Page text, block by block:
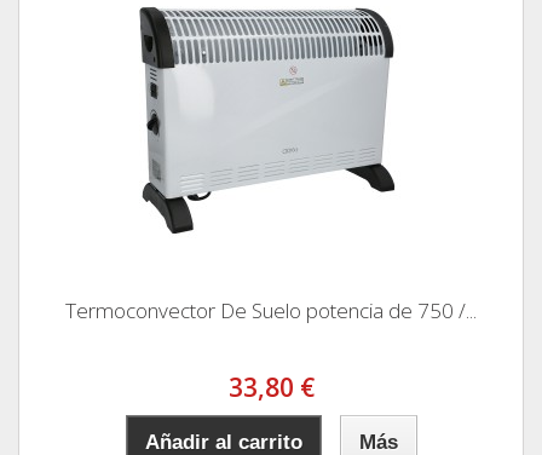
Termoconvector De Suelo potencia de 750 /...
33,80 €
Añadir al carrito Más